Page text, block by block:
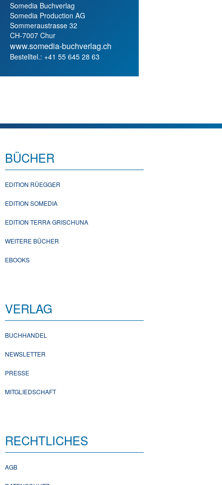
Somedia Buchverlag
Somedia Production AG
Sommeraustrasse 32
CH-7007 Chur
www.somedia-buchverlag.ch
Bestelltel.: +41 55 645 28 63
BÜCHER
EDITION RÜEGGER
EDITION SOMEDIA
EDITION TERRA GRISCHUNA
WEITERE BÜCHER
EBOOKS
VERLAG
BUCHHANDEL
NEWSLETTER
PRESSE
MITGLIEDSCHAFT
RECHTLICHES
AGB